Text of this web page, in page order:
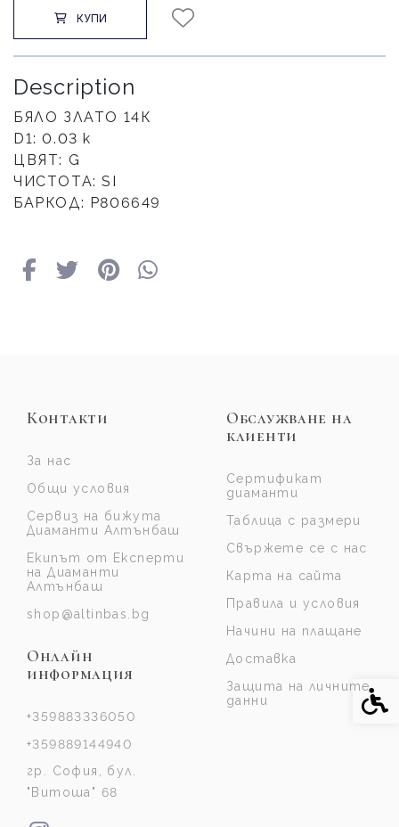
КУПИ
Description
БЯЛО ЗЛАТО 14К
D1: 0.03 к
ЦВЯТ: G
ЧИСТОТА: SI
БАРКОД: Р806649
Контакти
За нас
Общи условия
Сервиз на бижута
Диаманти Алтънбаш
Екипът от Експерти
на Диаманти
Алтънбаш
shop@altinbas.bg
Онлайн
информация
+359883336050
+359889144940
гр. София, бул.
"Витоша" 68
Обслужване на
клиенти
Сертификат
диаманти
Таблица с размери
Свържете се с нас
Карта на сайта
Правила и условия
Начини на плащане
Доставка
Защита на личните
данни